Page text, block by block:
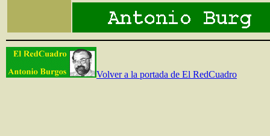
Volver a la portada de El RedCuadro